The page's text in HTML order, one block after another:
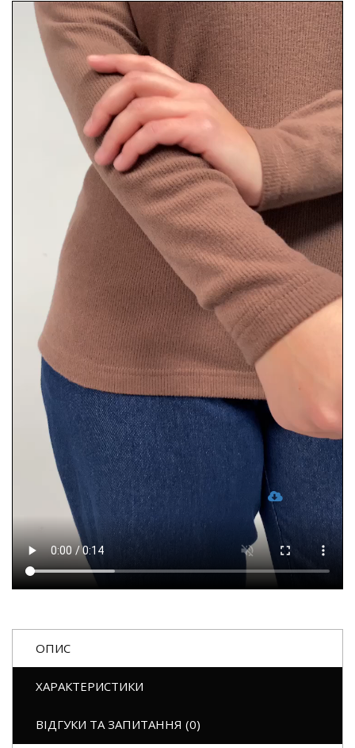
ОПИС
ХАРАКТЕРИСТИКИ
ВІДГУКИ ТА ЗАПИТАННЯ (0)